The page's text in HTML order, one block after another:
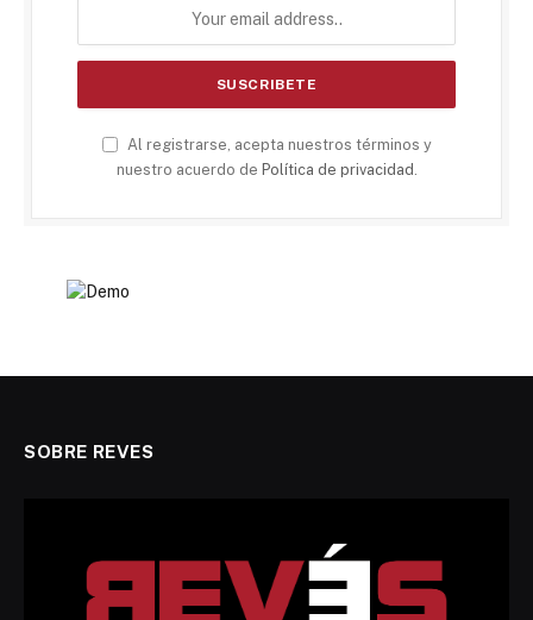
Al registrarse, acepta nuestros términos y
nuestro acuerdo de Política de privacidad
SOBRE REVES